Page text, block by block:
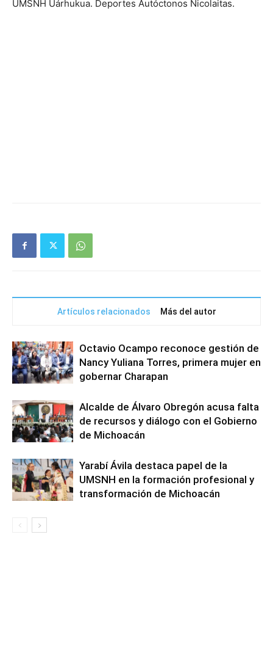
UMSNH Uárhukua. Deportes Autóctonos Nicolaitas.
Artículos relacionados Más del autor
Octavio Ocampo reconoce gestión de
Nancy Yuliana Torres, primera mujer en
gobernar Charapan
Alcalde de Álvaro Obregón acusa falta
de recursos y diálogo con el Gobierno
de Michoacán
Yarabí Ávila destaca papel de la
UMSNH en la formación profesional y
transformación de Michoacán